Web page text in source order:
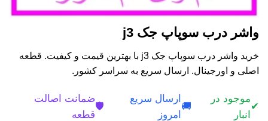
واشر درب سوپاپ جک j3
خرید واشر درب سوپاپ جک j3 با بهترین قیمت و کیفیت. قطعه
اصلی و اورجینال. ارسال سریع به سراسر کشور.
✔
موجود در
انبار
🚚
ارسال سریع
امروز
🛡️
ضمانت اصالت
قطعه